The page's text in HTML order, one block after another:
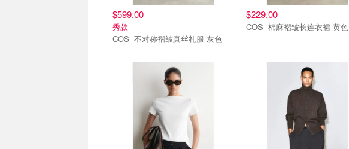
$599.00
秀款
COS 不对称褶皱真丝礼服 灰色
$229.00
COS 棉麻褶皱长连衣裙 黄色